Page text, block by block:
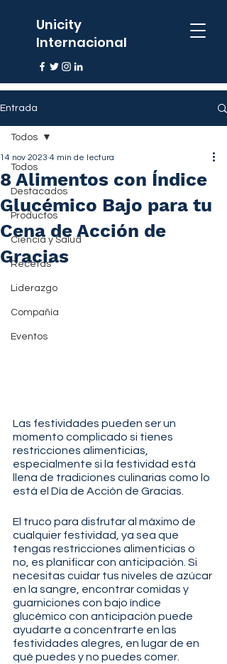
Unicity
Internacional
Entrada
Todos
Destacados
Productos
Ciencia y Salud
Recetas
Liderazgo
Compañía
Eventos
Todos
8 Alimentos con Índice
Glucémico Bajo para tu
Cena de Acción de
Gracias
14 nov 2023 4 min de lectura
Las festividades pueden ser un
momento complicado si tienes
restricciones alimenticias,
especialmente si la festividad está
llena de tradiciones culinarias como lo
está el Día de Acción de Gracias.
El truco para disfrutar al máximo de
cualquier festividad, ya sea que
tengas restricciones alimenticias o
no, es planificar con anticipación. Si
necesitas cuidar tus niveles de azúcar
en la sangre, encontrar comidas y
guarniciones con bajo índice
glucémico con anticipación puede
ayudarte a concentrarte en las
festividades alegres, en lugar de en
qué puedes y no puedes comer.